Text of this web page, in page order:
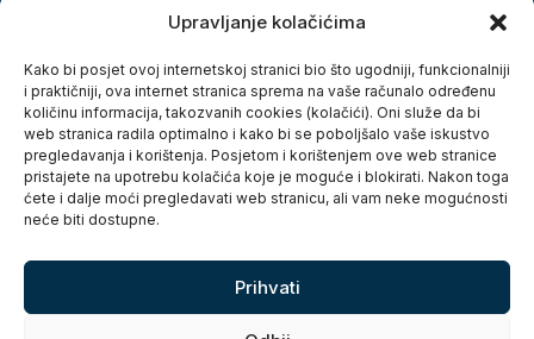
Upravljanje kolačićima
Kako bi posjet ovoj internetskoj stranici bio što ugodniji, funkcionalniji
i praktičniji, ova internet stranica sprema na vaše računalo određenu
količinu informacija, takozvanih cookies (kolačići). Oni služe da bi
web stranica radila optimalno i kako bi se poboljšalo vaše iskustvo
pregledavanja i korištenja. Posjetom i korištenjem ove web stranice
pristajete na upotrebu kolačića koje je moguće i blokirati. Nakon toga
ćete i dalje moći pregledavati web stranicu, ali vam neke mogućnosti
neće biti dostupne.
Prihvati
pisarnica@karlovac.hr
Zaštita osobnih podataka
Pristup informacijama
Kolačići
Izjava o pristupačnosti
Turistička zajednica grada Karlovca